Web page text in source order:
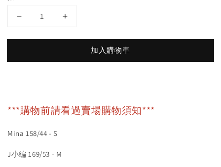
加入購物車
***購物前請看過賣場購物須知***
Mina 158/44 - S
J小編 169/53 - M